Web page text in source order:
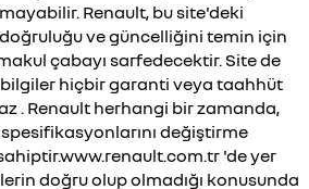
Renault, bu site'deki
ve güncelliğini temin için
çabayı sarfedecektir. Site de
hiçbir garanti veya taahhüt
. Renault herhangi bir zamanda,
değiştirme
'de yer
doğru olup olmadığı konusunda